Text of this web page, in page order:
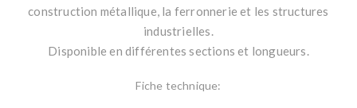
construction métallique, la ferronnerie et les structures
industrielles.
Disponible en différentes sections et longueurs.
Fiche technique: